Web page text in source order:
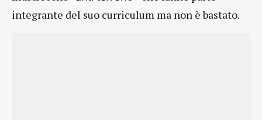
integrante del suo curriculum ma non è bastato.